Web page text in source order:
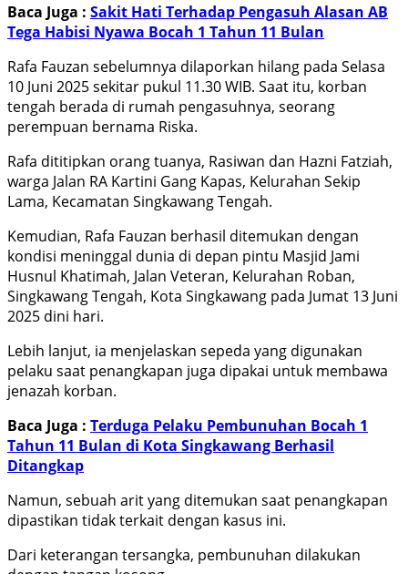
Baca Juga : Sakit Hati Terhadap Pengasuh Alasan AB
Tega Habisi Nyawa Bocah 1 Tahun 11 Bulan
Rafa Fauzan sebelumnya dilaporkan hilang pada Selasa
10 Juni 2025 sekitar pukul 11.30 WIB. Saat itu, korban
tengah berada di rumah pengasuhnya, seorang
perempuan bernama Riska.
Rafa dititipkan orang tuanya, Rasiwan dan Hazni Fatziah,
warga Jalan RA Kartini Gang Kapas, Kelurahan Sekip
Lama, Kecamatan Singkawang Tengah.
Kemudian, Rafa Fauzan berhasil ditemukan dengan
kondisi meninggal dunia di depan pintu Masjid Jami
Husnul Khatimah, Jalan Veteran, Kelurahan Roban,
Singkawang Tengah, Kota Singkawang pada Jumat 13 Juni
2025 dini hari.
Lebih lanjut, ia menjelaskan sepeda yang digunakan
pelaku saat penangkapan juga dipakai untuk membawa
jenazah korban.
Baca Juga : Terduga Pelaku Pembunuhan Bocah 1
Tahun 11 Bulan di Kota Singkawang Berhasil
Ditangkap
Namun, sebuah arit yang ditemukan saat penangkapan
dipastikan tidak terkait dengan kasus ini.
Dari keterangan tersangka, pembunuhan dilakukan